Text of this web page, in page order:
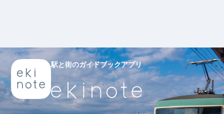
駅と街のガイドブックアプリ